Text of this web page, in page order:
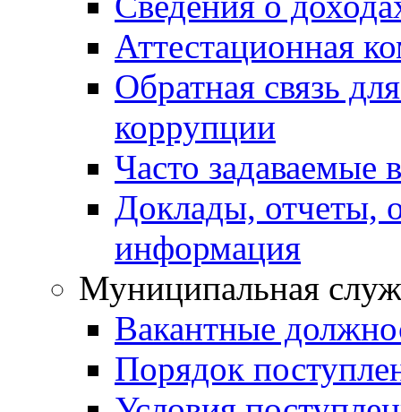
Аттестационная
Обратная связь
коррупции
Часто задаваемые
Доклады, отчеты,
информация
Муниципальная
Вакантные
Порядок